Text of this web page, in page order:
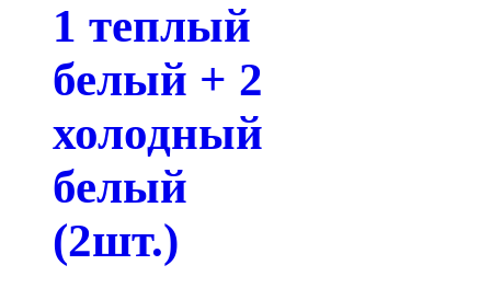
1 теплый
белый + 2
холодный
белый
(2шт.)